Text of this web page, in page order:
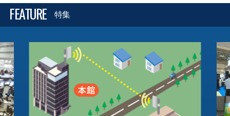
FEATURE 特集